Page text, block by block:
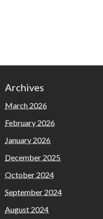
Archives
March 2026
February 2026
January 2026
December 2025
October 2024
September 2024
August 2024